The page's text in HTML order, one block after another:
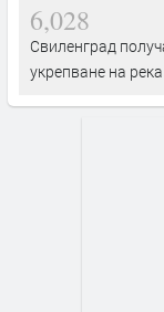
6,028
Свиленград
укрепване на